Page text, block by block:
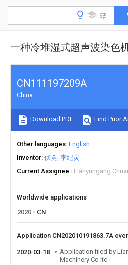
一种冷堆湿式超声波染色
CN111197209A
China
Download PDF Find Prior
Other languages English
Inventor 伏勇 李纪灵
Current Assignee
Lianyungang
Worldwide applications
2020
CN
Application CN202010191863.7A
2020-03-18
Application filed by
Machinery Co ltd